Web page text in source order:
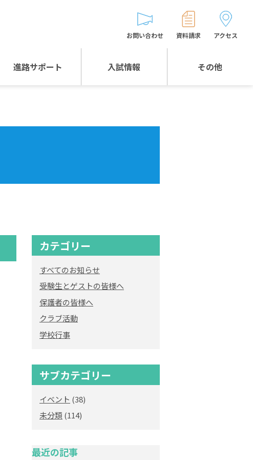
進路サポート 入試情報 その他
お問い合わせ 資料請求 アクセス
カテゴリー
すべてのお知らせ
受験生とゲストの皆様へ
保護者の皆様へ
クラブ活動
学校行事
サブカテゴリー
イベント (38)
未分類 (114)
最近の記事